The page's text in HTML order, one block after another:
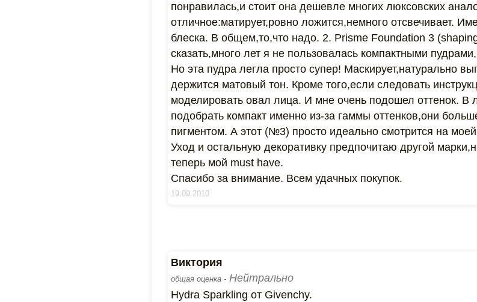
понравилась,и стоит она дешевле многих люксовских
отличное:матирует,ровно ложится,немного отсвечивает.
блеска. В общем,то,что надо. 2. Prisme Foundation 3
сказать,много лет я не пользовалась компактными
Но эта пудра легла просто супер! Маскирует,натурально
держится матовый тон. Кроме того,если следовать
моделировать овал лица. И мне очень подошел оттенок. В
подобрать компакт именно из-за гаммы оттенков,они
пигментом. А этот (№3) просто идеально смотрится на
Уход и остальную декоративку предпочитаю другой
теперь мой must have.
Спасибо за внимание. Всем удачных покупок.
19.09.2010
Виктория
общая оценка - Нейтрально
Hydra Sparkling от Givenchy.